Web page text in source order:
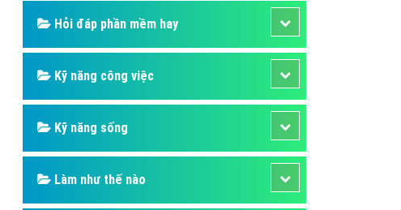
Hỏi đáp phần mềm hay
Kỹ năng công việc
Kỹ năng sống
Làm như thế nào